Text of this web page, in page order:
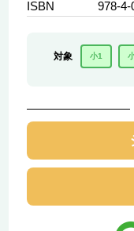
ISBN
978-4-
対象 小1